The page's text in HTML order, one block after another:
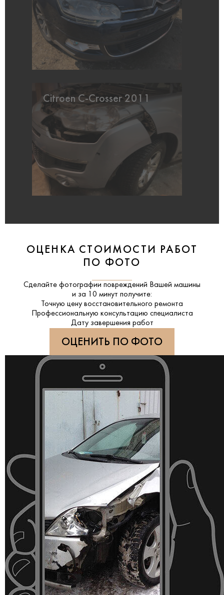
Citroen C-Crosser 2011
ОЦЕНКА СТОИМОСТИ РАБОТ
ПО ФОТО
Сделайте фотографии повреждений Вашей машины
и за
10 минут получите:
Точную цену восстановительного ремонта
Профессиональную консультацию специалиста
Дату завершения работ
ОЦЕНИТЬ ПО ФОТО